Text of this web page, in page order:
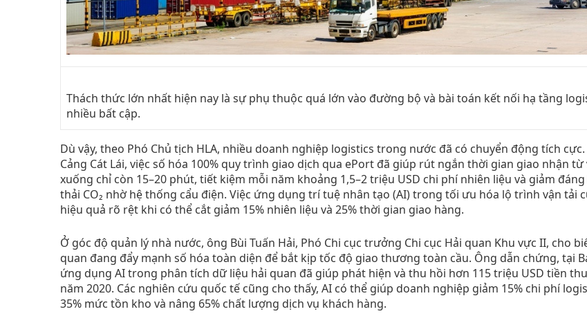
Thách thức lớn nhất hiện nay là sự phụ thuộc quá lớn vào đường bộ và bài toán kết nối hạ tầng
nhiều bất cập.
Dù vậy, theo Phó Chủ tịch HLA, nhiều doanh nghiệp logistics trong nước đã có chuyển động tích cực.
Cảng Cát Lái, việc số hóa 100% quy trình giao dịch qua ePort đã giúp rút ngắn thời gian giao nhận từ
xuống chỉ còn 15–20 phút, tiết kiệm mỗi năm khoảng 1,5–2 triệu USD chi phí nhiên liệu và giảm
thải CO₂ nhờ hệ thống cẩu điện. Việc ứng dụng trí tuệ nhân tạo (AI) trong tối ưu hóa lộ trình vận tải
hiệu quả rõ rệt khi có thể cắt giảm 15% nhiên liệu và 25% thời gian giao hàng.
Ở góc độ quản lý nhà nước, ông Bùi Tuấn Hải, Phó Chi cục trưởng Chi cục Hải quan Khu vực II, cho
quan đang đẩy mạnh số hóa toàn diện để bắt kịp tốc độ giao thương toàn cầu. Ông dẫn chứng, tại
ứng dụng AI trong phân tích dữ liệu hải quan đã giúp phát hiện và thu hồi hơn 115 triệu USD tiền
năm 2020. Các nghiên cứu quốc tế cũng cho thấy, AI có thể giúp doanh nghiệp giảm 15% chi phí
35% mức tồn kho và nâng 65% chất lượng dịch vụ khách hàng.